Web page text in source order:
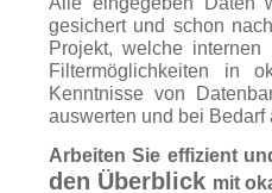
gesichert und schon
Projekt, welche
Filtermöglichkeiten in
Kenntnisse von
auswerten und bei Bedarf
Arbeiten Sie effizient
den Überblick mit